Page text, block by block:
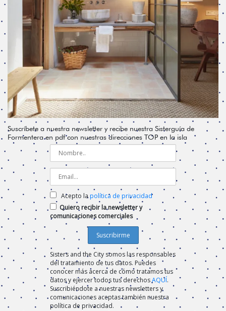
Suscríbete a nuestra newsletter y recibe nuestra Sisterguía de
Formentera en pdf con nuestras direcciones TOP en la isla
Acepto lapolítica de privacidad
Quiero recibir la newsletter y
comunicaciones comerciales
Sisters and the City somos las responsables
del tratamiento de tus datos. Puedes
conocer más acerca de cómo tratamos tus
datos y ejercer todos tus derechosAQUÍ.
Suscribiéndote a nuestras newsletters y
comunicaciones aceptas también nuestra
política de privacidad.